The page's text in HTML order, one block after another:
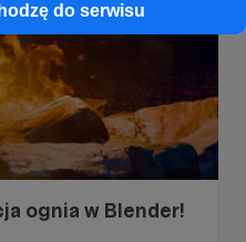
do serwisu
ognia w Blender!